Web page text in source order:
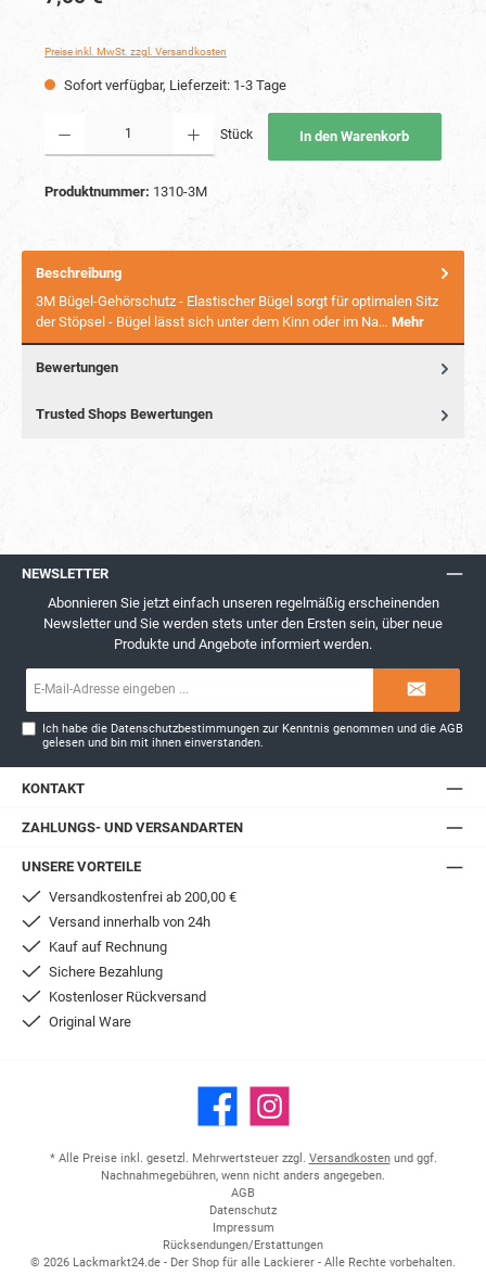
Preise inkl. MwSt. zzgl. Versandkosten
Sofort verfügbar, Lieferzeit: 1-3 Tage
Stück In den Warenkorb
Produktnummer: 1310-3M
Beschreibung
3M Bügel-Gehörschutz - Elastischer Bügel sorgt für optimalen Sitz
der Stöpsel - Bügel lässt sich unter dem Kinn oder im Na… Mehr
Bewertungen
Trusted Shops Bewertungen
NEWSLETTER
Abonnieren Sie jetzt einfach unseren regelmäßig erscheinenden
Newsletter und Sie werden stets unter den Ersten sein, über neue
Produkte und Angebote informiert werden.
Ich habe die Datenschutzbestimmungen zur Kenntnis genommen und dieAGB
gelesen und bin mit ihnen einverstanden.
KONTAKT
ZAHLUNGS- UND VERSANDARTEN
UNSERE VORTEILE
Versandkostenfrei ab 200,00 €
Versand innerhalb von 24h
Kauf auf Rechnung
Sichere Bezahlung
Kostenloser Rückversand
Original Ware
Facebook Instagram
* Alle Preise inkl. gesetzl. Mehrwertsteuer zzgl. Versandkostenund ggf.
Nachnahmegebühren, wenn nicht anders angegeben.
AGB
Datenschutz
Impressum
Rücksendungen/Erstattungen
© 2026 Lackmarkt24.de - Der Shop für alle Lackierer - Alle Rechte vorbehalten.